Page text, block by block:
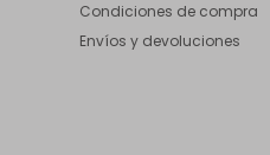
Condiciones de compra
Envíos y devoluciones